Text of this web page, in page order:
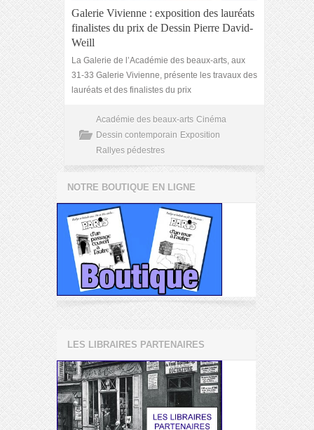
Galerie Vivienne : exposition des lauréats
finalistes du prix de Dessin Pierre David-
Weill
La Galerie de l’Académie des beaux-arts, aux
31-33 Galerie Vivienne, présente les travaux des
lauréats et des finalistes du prix
Académie des beaux-arts Cinéma
Dessin contemporain Exposition
Rallyes pédestres
NOTRE BOUTIQUE EN LIGNE
LES LIBRAIRES PARTENAIRES